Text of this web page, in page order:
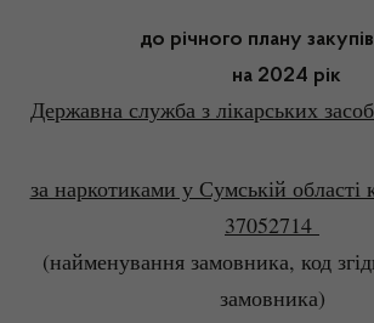
до річного плану
на 2024 рік
Державна служба з лікарських
за наркотиками у Сумській
37052714
(найменування замовника, код
замовника)